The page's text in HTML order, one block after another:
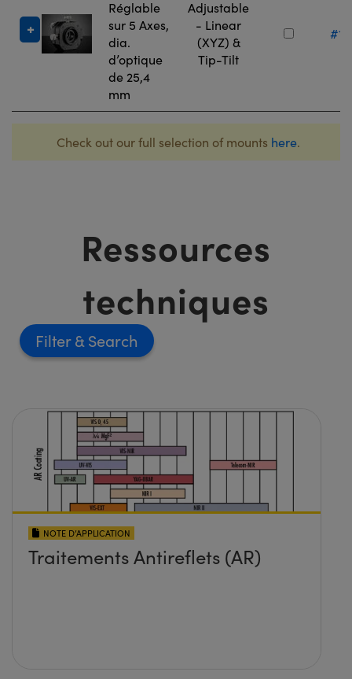
Réglable
sur 5 Axes,
dia.
d’optique
de 25,4
mm
Adjustable
- Linear
(XYZ) &
Tip-Tilt
Check out our full selection of mounts here.
Ressources
techniques
Filter
NOTE D’APPLICATION
Traitements Antireflets (AR)